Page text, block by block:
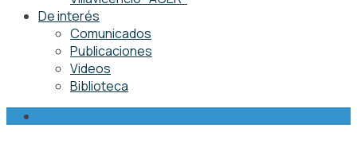
De interés
Comunicados
Publicaciones
Videos
Biblioteca